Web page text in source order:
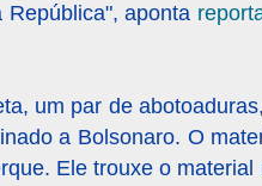
aponta
um par de
a Bolsonaro. O
Ele trouxe o